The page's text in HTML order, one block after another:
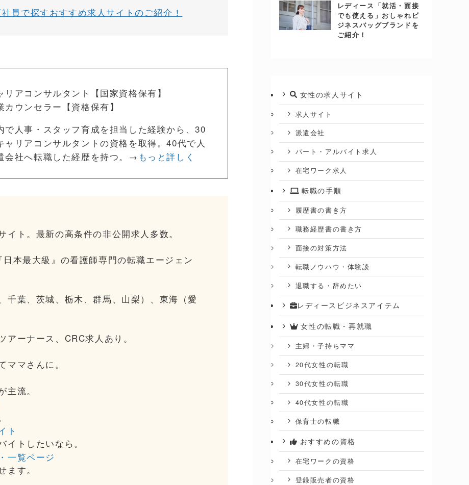
員で探すおすすめ求人サイトのご紹介！
リアコンサルタント【国家資格保有】
カウンセラー【資格保有】
で人事・スタッフ育成を担当した経験から、30
ャリアコンサルタントの資格を取得。40代で人
会社へ転職した経歴を持つ。→ もっと詳しく
イト。最新の高条件の非公開求人多数。
本最大級』の看護師専門の転職エージェン
千葉、茨城、栃木、群馬、山梨）、東海（愛
ーナース、CRC求人あり。
マさんに。
流。
ト
トしたいなら。
一覧ページ
す。
レディース「就活・面接
でも使える」おしゃれビ
ジネスバッグブランドを
ご紹介！
女性の求人サイト
求人サイト
派遣会社
パート・アルバイト求人
在宅ワーク求人
転職の手順
履歴書の書き方
職務経歴書の書き方
面接の対策方法
転職ノウハウ・体験談
退職する・辞めたい
レディースビジネスアイテム
女性の転職・再就職
主婦・子持ちママ
20代女性の転職
30代女性の転職
40代女性の転職
保育士の転職
おすすめの資格
在宅ワークの資格
登録販売者の資格